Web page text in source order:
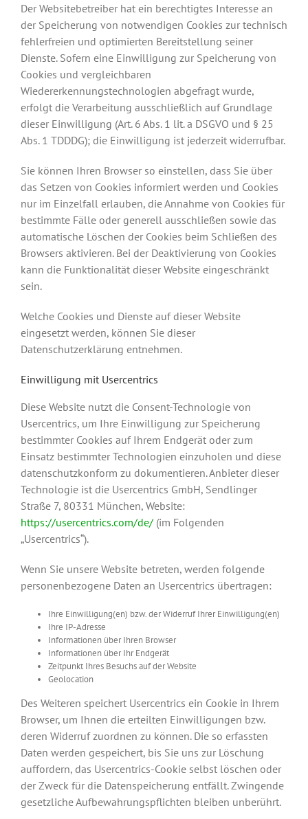
Der Websitebetreiber hat ein berechtigtes Interesse an
der Speicherung von notwendigen Cookies zur technisch
fehlerfreien und optimierten Bereitstellung seiner
Dienste. Sofern eine Einwilligung zur Speicherung von
Cookies und vergleichbaren
Wiedererkennungstechnologien abgefragt wurde,
erfolgt die Verarbeitung ausschließlich auf Grundlage
dieser Einwilligung (Art. 6 Abs. 1 lit. a DSGVO und § 25
Abs. 1 TDDDG); die Einwilligung ist jederzeit widerrufbar.
Sie können Ihren Browser so einstellen, dass Sie über
das Setzen von Cookies informiert werden und Cookies
nur im Einzelfall erlauben, die Annahme von Cookies für
bestimmte Fälle oder generell ausschließen sowie das
automatische Löschen der Cookies beim Schließen des
Browsers aktivieren. Bei der Deaktivierung von Cookies
kann die Funktionalität dieser Website eingeschränkt
sein.
Welche Cookies und Dienste auf dieser Website
eingesetzt werden, können Sie dieser
Datenschutzerklärung entnehmen.
Einwilligung mit Usercentrics
Diese Website nutzt die Consent-Technologie von
Usercentrics, um Ihre Einwilligung zur Speicherung
bestimmter Cookies auf Ihrem Endgerät oder zum
Einsatz bestimmter Technologien einzuholen und diese
datenschutzkonform zu dokumentieren. Anbieter dieser
Technologie ist die Usercentrics GmbH, Sendlinger
Straße 7, 80331 München, Website:
https://usercentrics.com/de/ (im Folgenden
„Usercentrics“).
Wenn Sie unsere Website betreten, werden folgende
personenbezogene Daten an Usercentrics übertragen:
Ihre Einwilligung(en) bzw. der Widerruf Ihrer Einwilligung(en)
Ihre IP-Adresse
Informationen über Ihren Browser
Informationen über Ihr Endgerät
Zeitpunkt Ihres Besuchs auf der Website
Geolocation
Des Weiteren speichert Usercentrics ein Cookie in Ihrem
Browser, um Ihnen die erteilten Einwilligungen bzw.
deren Widerruf zuordnen zu können. Die so erfassten
Daten werden gespeichert, bis Sie uns zur Löschung
auffordern, das Usercentrics-Cookie selbst löschen oder
der Zweck für die Datenspeicherung entfällt. Zwingende
gesetzliche Aufbewahrungspflichten bleiben unberührt.